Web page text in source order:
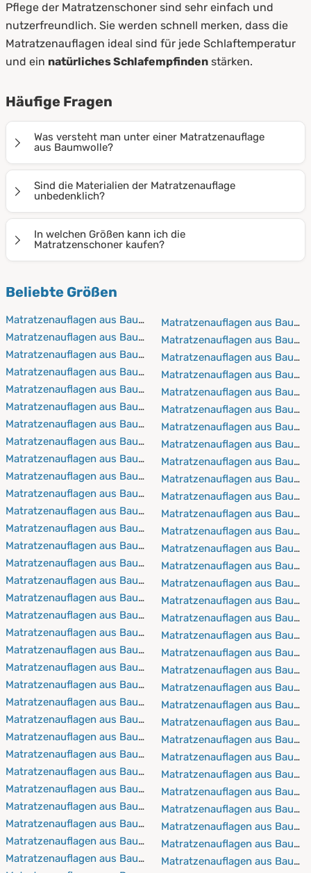
Pflege der Matratzenschoner sind sehr einfach und
nutzerfreundlich. Sie werden schnell merken, dass die
Matratzenauflagen ideal sind für jede Schlaftemperatur
und ein natürliches Schlafempfinden stärken.
Häufige Fragen
Was versteht man unter einer Matratzenauflage
aus Baumwolle?
Oberfläche Ihrer Matratze. Sie werden auf die Matratze
gelegt und mithilfe von vier Eckgummis kinderleicht
befestigt. Dadurch gelangen keine Krümel oder
Flüssigkeiten auf Ihre Schlafunterlage und sie verliert
Sind die Materialien der Matratzenauflage
unbedenklich?
verwendeten Materialen sind frei von Schadstoffen
und Öko-Tex zertifiziert. Es werden keinerlei chemische
allergikerfreundlich sind.
In welchen Größen kann ich die
Matratzenschoner kaufen?
möglichen Größen vorhanden. Diese reichen von
Wasserbetten geeignet. Wir nehmen sehr gerne auch
Maßanfertigungen vor.
Beliebte Größen
Matratzenauflagen aus Baumwolle 50x100 cm
Matratzenauflagen aus Baumwolle 60x120 cm
Matratzenauflagen aus Baumwolle 60x190 cm
Matratzenauflagen aus Baumwolle 60x200 cm
Matratzenauflagen aus Baumwolle 60x210 cm
Matratzenauflagen aus Baumwolle 60x220 cm
Matratzenauflagen aus Baumwolle 70x140 cm
Matratzenauflagen aus Baumwolle 70x160 cm
Matratzenauflagen aus Baumwolle 70x190 cm
Matratzenauflagen aus Baumwolle 70x200 cm
Matratzenauflagen aus Baumwolle 70x210 cm
Matratzenauflagen aus Baumwolle 70x220 cm
Matratzenauflagen aus Baumwolle 80x160 cm
Matratzenauflagen aus Baumwolle 80x190 cm
Matratzenauflagen aus Baumwolle 80x200 cm
Matratzenauflagen aus Baumwolle 80x210 cm
Matratzenauflagen aus Baumwolle 80x220 cm
Matratzenauflagen aus Baumwolle 90x190 cm
Matratzenauflagen aus Baumwolle 90x200 cm
Matratzenauflagen aus Baumwolle 90x210 cm
Matratzenauflagen aus Baumwolle 90x220 cm
Matratzenauflagen aus Baumwolle 100x190 cm
Matratzenauflagen aus Baumwolle 100x200 cm
Matratzenauflagen aus Baumwolle 100x210 cm
Matratzenauflagen aus Baumwolle 100x220 cm
Matratzenauflagen aus Baumwolle 110x190 cm
Matratzenauflagen aus Baumwolle 110x200 cm
Matratzenauflagen aus Baumwolle 110x210 cm
Matratzenauflagen aus Baumwolle 110x220 cm
Matratzenauflagen aus Baumwolle 120x190 cm
Matratzenauflagen aus Baumwolle 120x200 cm
Matratzenauflagen aus Baumwolle 120x210 cm
Matratzenauflagen aus
Matratzenauflagen aus
Matratzenauflagen aus
Matratzenauflagen aus
Matratzenauflagen aus
Matratzenauflagen aus
Matratzenauflagen aus
Matratzenauflagen aus
Matratzenauflagen aus
Matratzenauflagen aus
Matratzenauflagen aus
Matratzenauflagen aus
Matratzenauflagen aus
Matratzenauflagen aus
Matratzenauflagen aus
Matratzenauflagen aus
Matratzenauflagen aus
Matratzenauflagen aus
Matratzenauflagen aus
Matratzenauflagen aus
Matratzenauflagen aus
Matratzenauflagen aus
Matratzenauflagen aus
Matratzenauflagen aus
Matratzenauflagen aus
Matratzenauflagen aus
Matratzenauflagen aus
Matratzenauflagen aus
Matratzenauflagen aus
Matratzenauflagen aus
Matratzenauflagen aus
Matratzenauflagen aus